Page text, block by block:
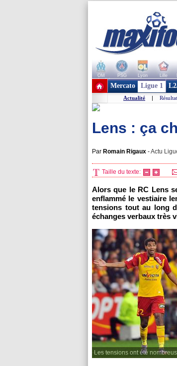
OM PSG Lyon Lille
+ de clubs
Mercato Ligue 1
Actualité |
Lens : ça
Par Romain Rigaux -Actu
Taille du texte:
Alors que le RC Lens
enflammé le vestiaire
tensions tout au long
échanges verbaux très
Les tensions ont été